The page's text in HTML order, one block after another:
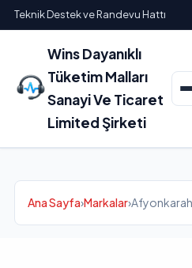
Teknik Destek ve Randevu Hattı
Wins Dayanıklı
Tüketim Malları
Sanayi Ve Ticaret
Limited Şirketi
Ana Sayfa›Markalar›